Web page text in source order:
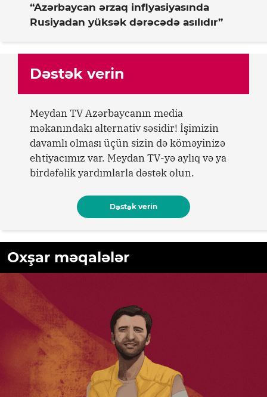
“Azərbaycan ərzaq inflyasiyasında
Rusiyadan yüksək dərəcədə asılıdır”
Dəstək verin
Meydan TV Azərbaycanın media
məkanındakı alternativ səsidir! İşimizin
davamlı olması üçün sizin də köməyinizə
ehtiyacımız var. Meydan TV-yə aylıq və ya
birdəfəlik yardımlarla dəstək olun.
Dəstək verin
Oxşar məqalələr